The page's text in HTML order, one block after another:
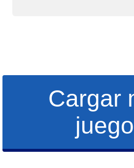
Cargar